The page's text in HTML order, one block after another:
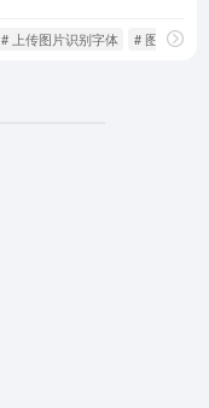
# 上传图片识别字体 # 图片字体